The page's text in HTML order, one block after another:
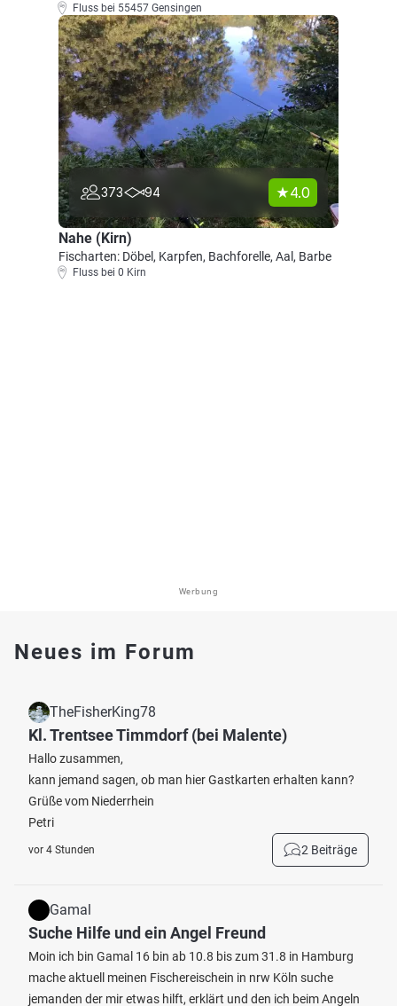
Fluss bei 55457 Gensingen
373 94 4.0
Nahe (Kirn)
Fischarten: Döbel, Karpfen, Bachforelle, Aal, Barbe
Fluss bei 0 Kirn
Werbung
Neues im Forum
TheFisherKing78
Kl. Trentsee Timmdorf (bei Malente)
Hallo zusammen,
kann jemand sagen, ob man hier Gastkarten erhalten kann?
Grüße vom Niederrhein
Petri
vor 4 Stunden 2 Beiträge
Gamal
Suche Hilfe und ein Angel Freund
Moin ich bin Gamal 16 bin ab 10.8 bis zum 31.8 in Hamburg
mache aktuell meinen Fischereischein in nrw Köln suche
jemanden der mir etwas hilft, erklärt und den ich beim Angeln